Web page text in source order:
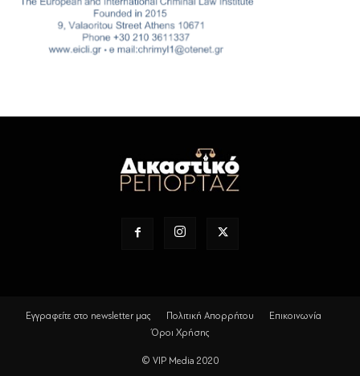
Εγγραφείτε στο newsletter μας Πολιτική Απορρήτου
Επικοινωνία
Όροι Χρήσης
© VIP Media 2020